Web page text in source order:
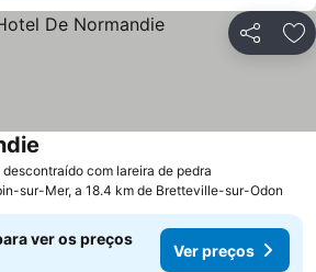
Partilhar
descontraído com lareira de pedra
sur-Mer, a 18.4 km de Bretteville-sur-Odon
ver os preços
Ver preços